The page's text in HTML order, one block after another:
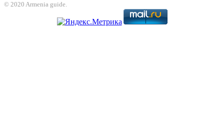
© 2020 Armenia guide.